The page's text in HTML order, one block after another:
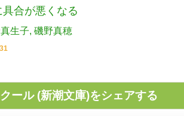
具合が悪くなる
生子 磯野真穂
ール (新潮文庫)をシェアする